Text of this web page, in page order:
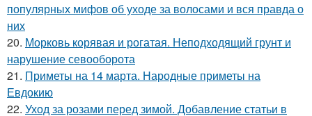
популярных мифов об уходе за волосами и вся правда о
них
20. Морковь корявая и рогатая. Неподходящий грунт и
нарушение севооборота
21. Приметы на 14 марта. Народные приметы на
Евдокию
22. Уход за розами перед зимой. Добавление статьи в